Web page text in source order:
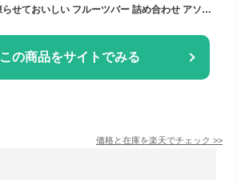
ゴールドパック 凍らせておいしい フルーツバー 詰め合わせ アソート セット 5種 各4本 計20本 まとめ買い ( スイカ あまおう メロン 日向夏 レモン
この商品をサイトでみる
価格と在庫を楽天でチェック >>